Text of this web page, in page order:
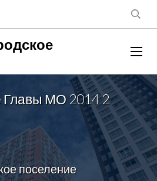
Главы МО 2014 2
поселение